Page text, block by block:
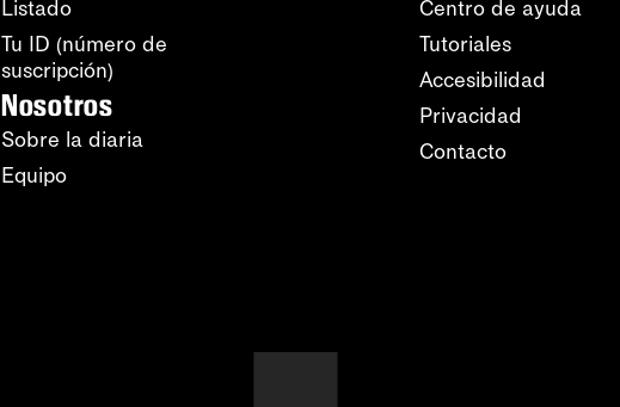
Listado
Tu ID (número de
suscripción)
Nosotros
Sobre la diaria
Equipo
Centro de ayuda
Tutoriales
Accesibilidad
Privacidad
Contacto